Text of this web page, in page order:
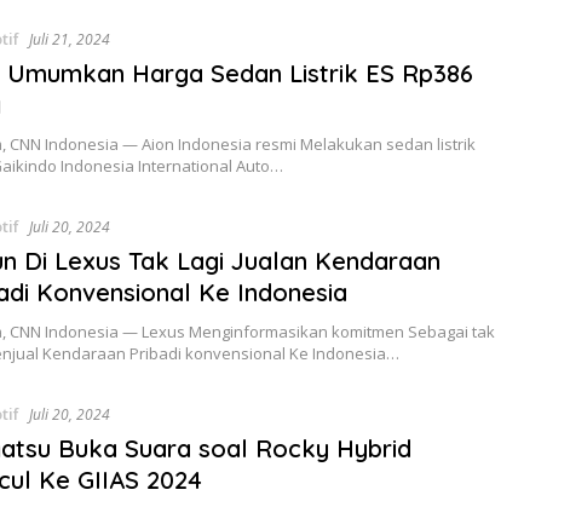
Juli 21, 2024
Umumkan Harga Sedan Listrik ES Rp386
CNN Indonesia — Aion Indonesia resmi Melakukan sedan listrik
Indonesia International Auto…
Juli 20, 2024
Di Lexus Tak Lagi Jualan Kendaraan
Konvensional Ke Indonesia
CNN Indonesia — Lexus Menginformasikan komitmen Sebagai tak
Kendaraan Pribadi konvensional Ke Indonesia…
Juli 20, 2024
Buka Suara soal Rocky Hybrid
Ke GIIAS 2024